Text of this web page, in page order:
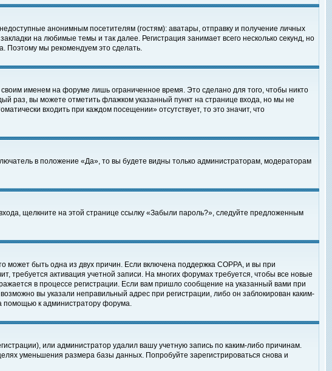
анонимным посетителям (гостям): аватары, отправку и получение личных
на любимые темы и так далее. Регистрация занимает всего несколько секунд, но
Поэтому мы рекомендуем это сделать.
именем на форуме лишь ограниченное время. Это сделано для того, чтобы никто
раз, вы можете отметить флажком указанный пункт на странице входа, но мы не
входить при каждом посещении» отсутствует, то это значит, что
в положение «Да», то вы будете видны только администраторам, модераторам
щелкните на этой странице ссылку «Забыли пароль?», следуйте предложенным
может быть одна из двух причин. Если включена поддержка COPPA, и вы при
требуется активация учетной записи. На многих форумах требуется, чтобы все новые
в процессе регистрации. Если вам пришло сообщение на указанный вами при
вы указали неправильный адрес при регистрации, либо он заблокирован каким-
помощью к администратору форума.
или администратор удалил вашу учетную запись по каким-либо причинам.
уменьшения размера базы данных. Попробуйте зарегистрироваться снова и